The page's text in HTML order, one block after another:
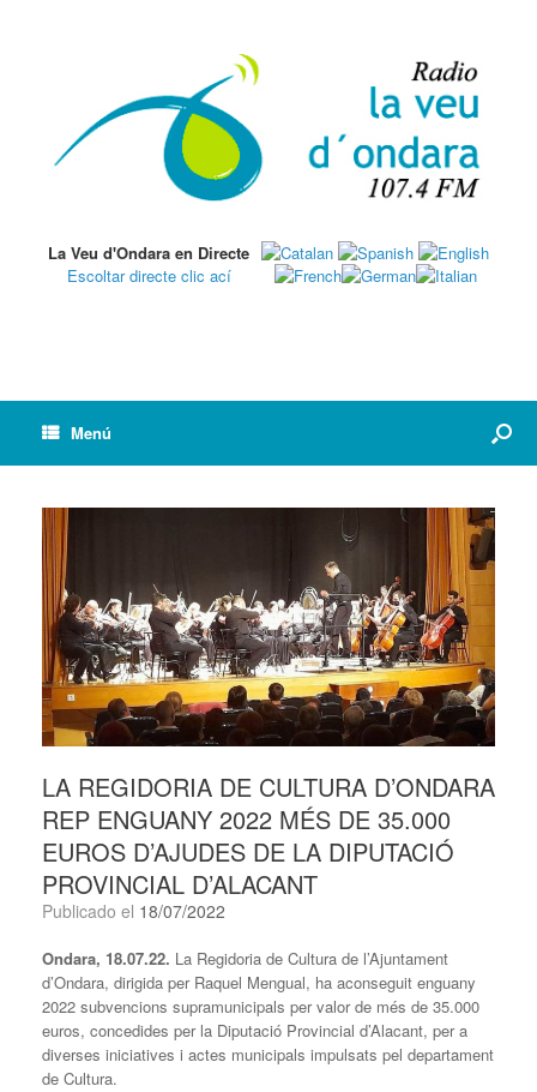
La Veu d'Ondara en Directe
Escoltar directe clic ací
Menú
LA REGIDORIA DE CULTURA D’ONDARA
REP ENGUANY 2022 MÉS DE 35.000
EUROS D’AJUDES DE LA DIPUTACIÓ
PROVINCIAL D’ALACANT
Publicado el 18/07/2022
Ondara, 18.07.22. La Regidoria de Cultura de l’Ajuntament
d’Ondara, dirigida per Raquel Mengual, ha aconseguit enguany
2022 subvencions supramunicipals per valor de més de 35.000
euros, concedides per la Diputació Provincial d’Alacant, per a
diverses iniciatives i actes municipals impulsats pel departament
de Cultura.